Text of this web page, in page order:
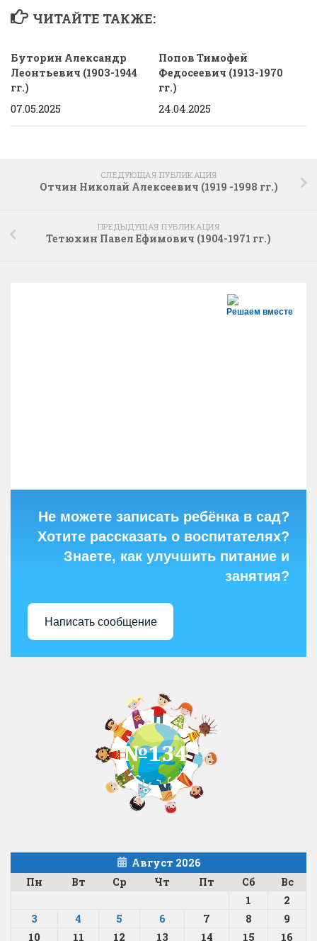
ЧИТАЙТЕ ТАКЖЕ:
Буторин Александр
Леонтьевич (1903-1944
гг.)
07.05.2025
Попов Тимофей
Федосеевич (1913-1970
гг.)
24.04.2025
СЛЕДУЮЩАЯ ПУБЛИКАЦИЯ
Отчин Николай Алексеевич (1919 -1998 гг.)
ПРЕДЫДУЩАЯ ПУБЛИКАЦИЯ
Тетюхин Павел Ефимович (1904-1971 гг.)
Решаем вместе
Не можете записать ребёнка в сад?
Хотите рассказать о воспитателях?
Знаете, как улучшить питание и
занятия?
Написать сообщение
Август 2026
Пн
Вт Ср Чт Пт Сб Вс
1
2
3
4 5 6 7 8
9
10
11 12 13 14 15 16